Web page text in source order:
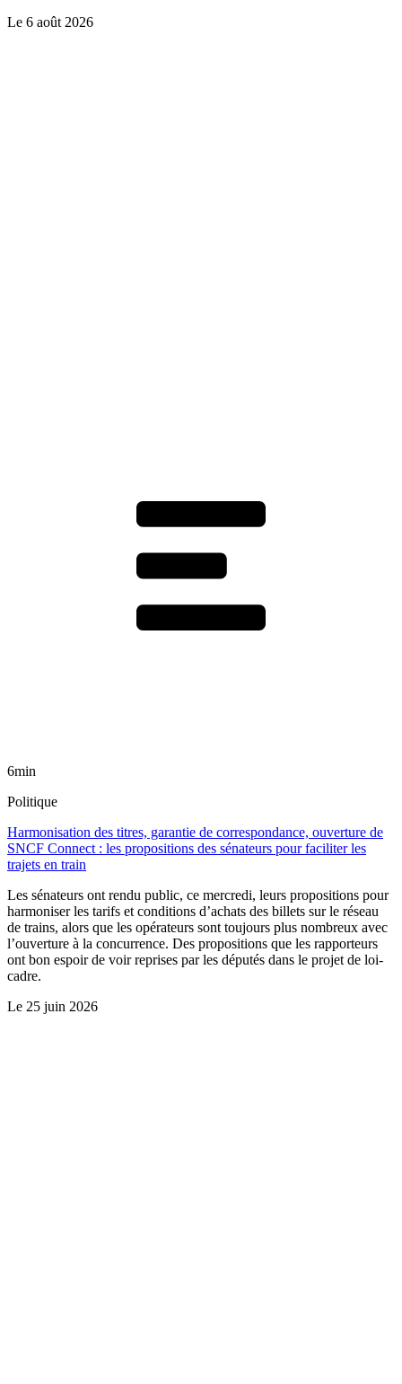
Le 6 août 2026
6min
Politique
Harmonisation des titres, garantie de correspondance, ouverture de
SNCF Connect : les propositions des sénateurs pour faciliter les
trajets en train
Les sénateurs ont rendu public, ce mercredi, leurs propositions pour
harmoniser les tarifs et conditions d’achats des billets sur le réseau
de trains, alors que les opérateurs sont toujours plus nombreux avec
l’ouverture à la concurrence. Des propositions que les rapporteurs
ont bon espoir de voir reprises par les députés dans le projet de loi-
cadre.
Le 25 juin 2026